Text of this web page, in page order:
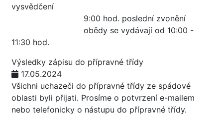
vysvědčení
9:00 hod. poslední zvonění
obědy se vydávají od 10:00 -
11:30 hod.
Výsledky zápisu do přípravné třídy
17.05.2024
Všichni uchazeči do přípravné třídy ze spádové
oblasti byli přijati. Prosíme o potvrzení e-mailem
nebo telefonicky o nástupu do přípravné třídy.